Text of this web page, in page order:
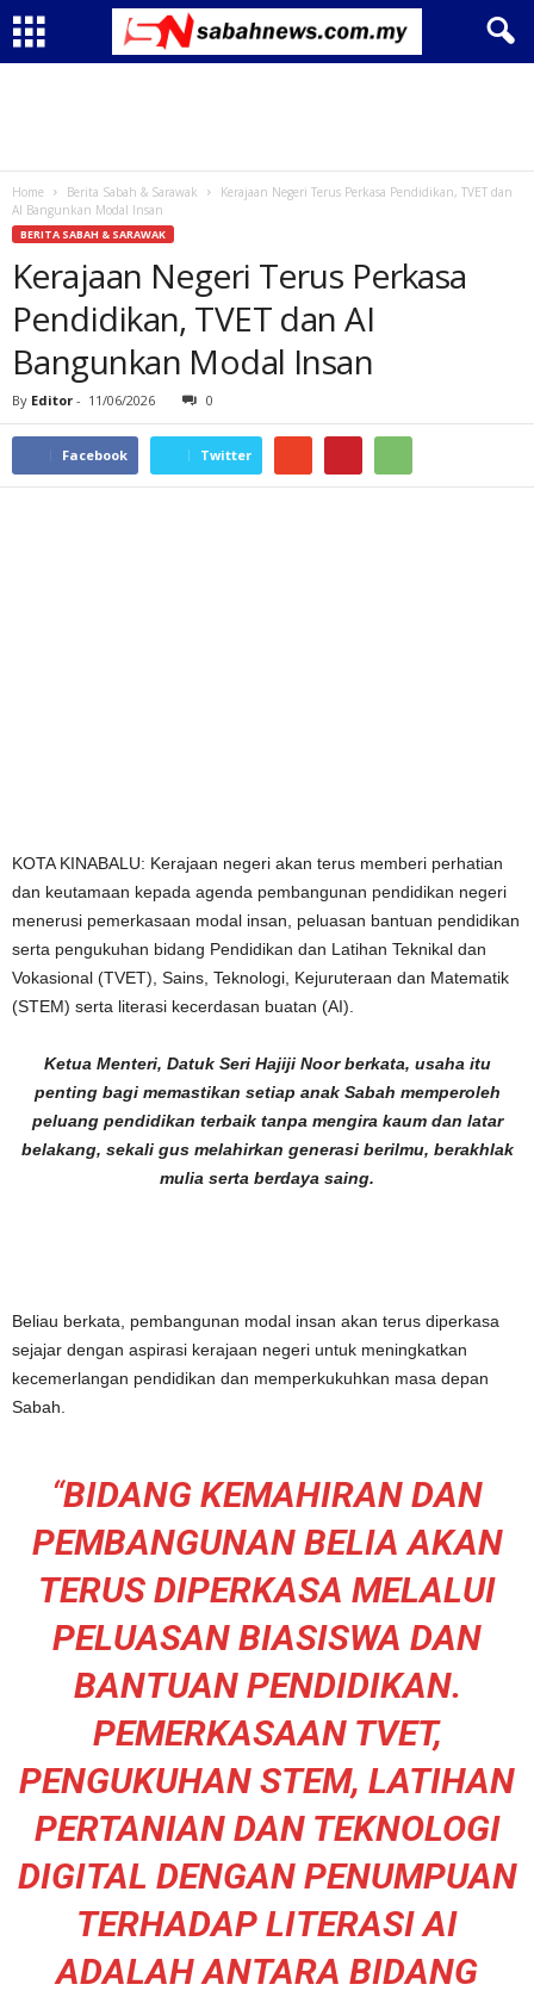
Home Berita Sabah & Sarawak
Kerajaan Negeri Terus Perkasa Pendidikan, TVET dan
AI Bangunkan Modal Insan
BERITA SABAH & SARAWAK
Kerajaan Negeri Terus Perkasa
Pendidikan, TVET dan AI
Bangunkan Modal Insan
By Editor - 11/06/2026 0
Facebook Twitter
KOTA KINABALU: Kerajaan negeri akan terus memberi perhatian
dan keutamaan kepada agenda pembangunan pendidikan negeri
menerusi pemerkasaan modal insan, peluasan bantuan pendidikan
serta pengukuhan bidang Pendidikan dan Latihan Teknikal dan
Vokasional (TVET), Sains, Teknologi, Kejuruteraan dan Matematik
(STEM) serta literasi kecerdasan buatan (AI).
Ketua Menteri, Datuk Seri Hajiji Noor berkata, usaha itu
penting bagi memastikan setiap anak Sabah memperoleh
peluang pendidikan terbaik tanpa mengira kaum dan latar
belakang, sekali gus melahirkan generasi berilmu, berakhlak
mulia serta berdaya saing.
Beliau berkata, pembangunan modal insan akan terus diperkasa
sejajar dengan aspirasi kerajaan negeri untuk meningkatkan
kecemerlangan pendidikan dan memperkukuhkan masa depan
Sabah.
“BIDANG KEMAHIRAN DAN
PEMBANGUNAN BELIA AKAN
TERUS DIPERKASA MELALUI
PELUASAN BIASISWA DAN
BANTUAN PENDIDIKAN.
PEMERKASAAN TVET,
PENGUKUHAN STEM, LATIHAN
PERTANIAN DAN TEKNOLOGI
DIGITAL DENGAN PENUMPUAN
TERHADAP LITERASI AI
ADALAH ANTARA BIDANG